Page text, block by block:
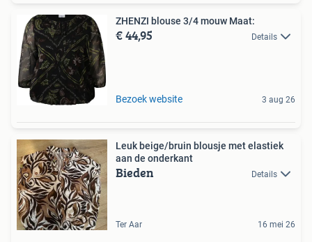
ZHENZI blouse 3/4 mouw Maat:
€ 44,95 Details
Bezoek website 3 aug 26
Leuk beige/bruin blousje met elastiek
aan de onderkant
Bieden Details
Ter Aar 16 mei 26